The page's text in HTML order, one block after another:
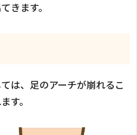
きます。
は、足のアーチが崩れるこ
す。